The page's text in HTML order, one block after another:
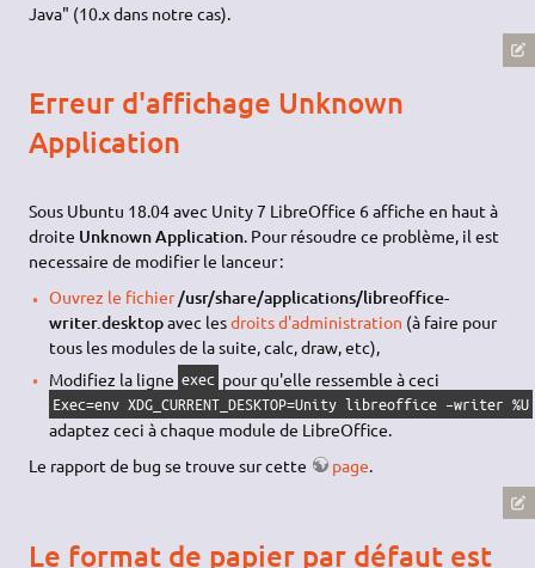
Java" (10.x dans notre cas).
Erreur d'affichage Unknown
Application
Sous Ubuntu 18.04 avec Unity 7 LibreOffice 6 affiche en haut à
droite Unknown Application. Pour résoudre ce problème, il est
necessaire de modifier le lanceur :
Ouvrez le fichier/usr/share/applications/libreoffice-
writer.desktopavec lesdroits d'administration (à faire pour
tous les modules de la suite, calc, draw, etc),
Modifiez la ligne exec pour qu'elle ressemble à ceci
Exec=env XDG_CURRENT_DESKTOP=Unity libreoffice –writer %U
adaptez ceci à chaque module de LibreOffice.
Le rapport de bug se trouve sur cette
page.
Le format de papier par défaut est